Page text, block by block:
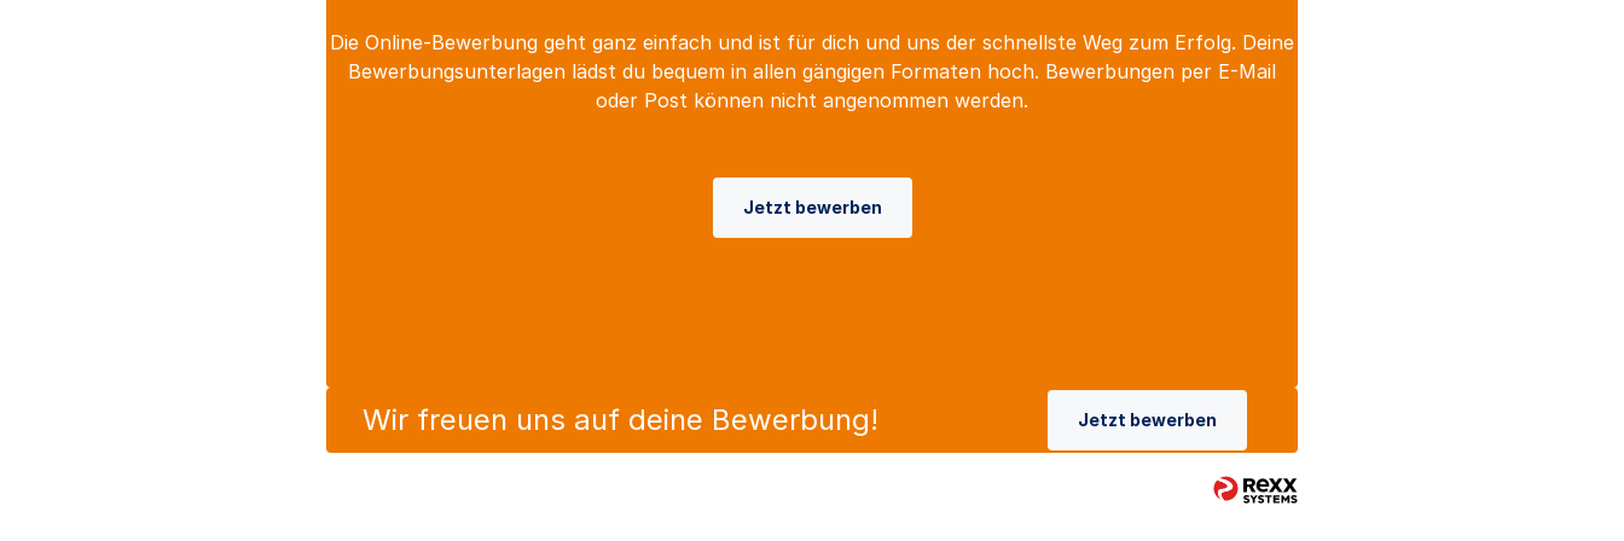
Die Online-Bewerbung geht ganz einfach und ist für dich und uns der schnellste Weg zum Erfolg. Deine
Bewerbungsunterlagen lädst du bequem in allen gängigen Formaten hoch. Bewerbungen per E-Mail
oder Post können nicht angenommen werden.
Jetzt bewerben
Wir freuen uns auf deine Bewerbung! Jetzt bewerben